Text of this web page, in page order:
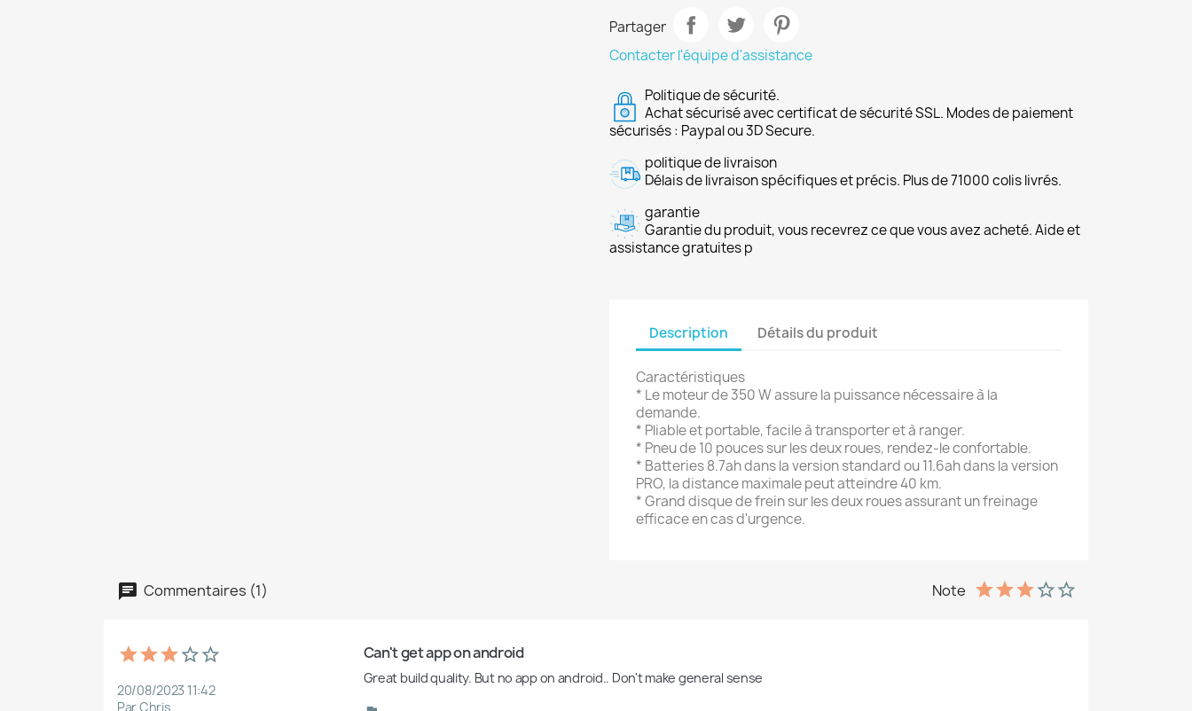
Partager
Contacter l'équipe d'assistance
Politique de sécurité.
Achat sécurisé avec certificat de sécurité SSL. Modes de paiement
sécurisés : Paypal ou 3D Secure.
politique de livraison
Délais de livraison spécifiques et précis. Plus de 71000 colis livrés.
garantie
Garantie du produit, vous recevrez ce que vous avez acheté. Aide et
assistance gratuites p
Description Détails du produit
Caractéristiques
* Le moteur de 350 W assure la puissance nécessaire à la
demande.
* Pliable et portable, facile à transporter et à ranger.
* Pneu de 10 pouces sur les deux roues, rendez-le confortable.
* Batteries 8.7ah dans la version standard ou 11.6ah dans la version
PRO, la distance maximale peut atteindre 40 km.
* Grand disque de frein sur les deux roues assurant un freinage
efficace en cas d'urgence.
Commentaires (1) Note
20/08/2023 11:42
Par Chris
Can't get app on android
Great build quality. But no app on android.. Don't make general sense